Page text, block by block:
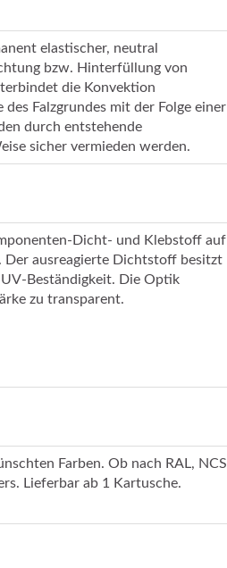
elastischer, neutral
bzw. Hinterfüllung von
die Konvektion
Falzgrundes mit der Folge einer
durch entstehende
sicher vermieden werden.
Dicht- und Klebstoff auf
Der ausreagierte Dichtstoff besitzt
Beständigkeit. Die Optik
zu transparent.
Farben. Ob nach RAL, NCS
Lieferbar ab 1 Kartusche.